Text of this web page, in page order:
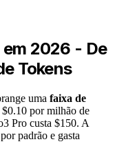
em 2026 - De
Tokens
uma faixa de
por milhão de
Pro custa $150. A
padrão e gasta